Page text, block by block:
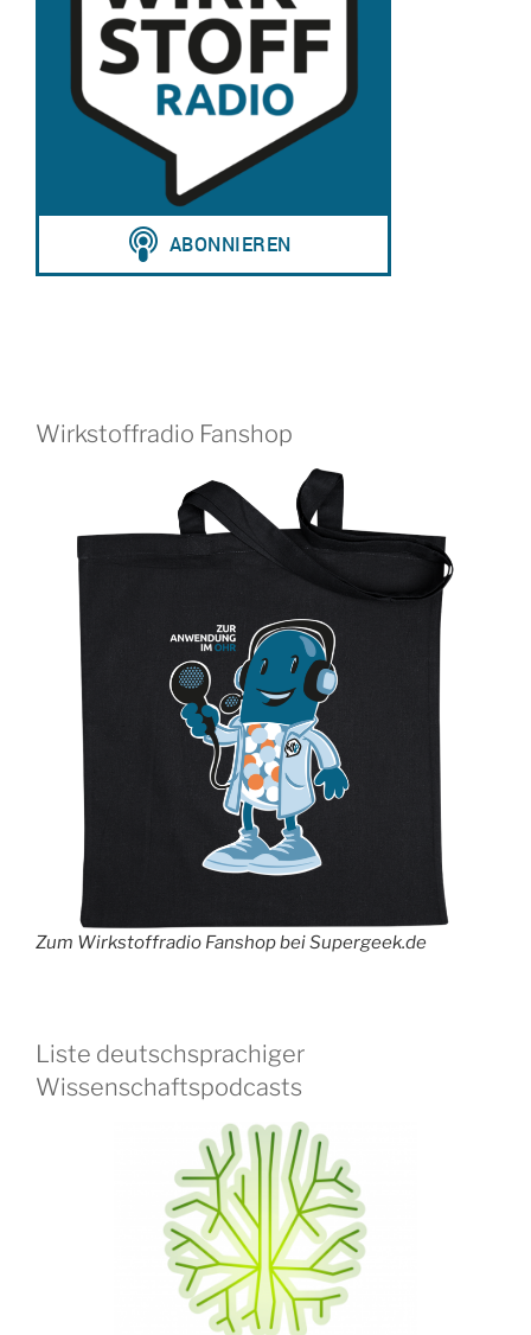
Wirkstoffradio Fanshop
Zum Wirkstoffradio Fanshop bei Supergeek.de
Liste deutschsprachiger
Wissenschaftspodcasts